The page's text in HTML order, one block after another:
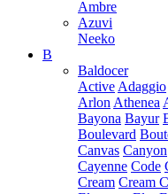
Ambre
Azuvi
Neeko
B
Baldocer
Active Adaggio
Arlon Athenea
Bayona Bayur
Boulevard
Canvas Canyon
Cayenne Code
Cream Cream